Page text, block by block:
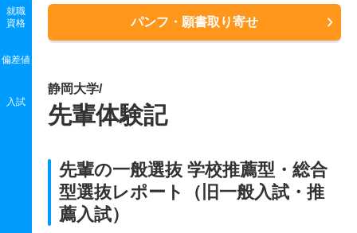
パンフ・願書取り寄せ
就職
資格
偏差値
入試
静岡大学/
先輩体験記
先輩の一般選抜 学校推薦型・総合
型選抜レポート（旧一般入試・推
薦入試）